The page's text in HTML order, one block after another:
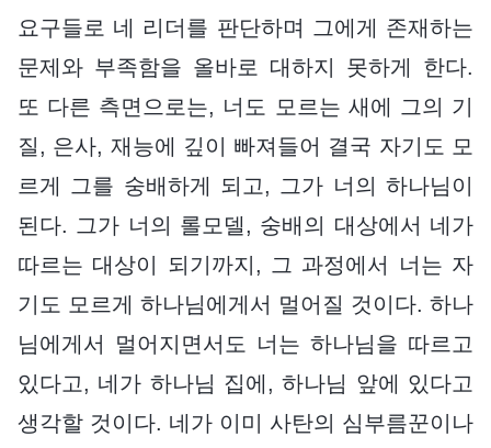
요구들로 네 리더를 판단하며 그에게 존재하는
문제와 부족함을 올바로 대하지 못하게 한다.
또 다른 측면으로는, 너도 모르는 새에 그의 기
질, 은사, 재능에 깊이 빠져들어 결국 자기도 모
르게 그를 숭배하게 되고, 그가 너의 하나님이
된다. 그가 너의 롤모델, 숭배의 대상에서 네가
따르는 대상이 되기까지, 그 과정에서 너는 자
기도 모르게 하나님에게서 멀어질 것이다. 하나
님에게서 멀어지면서도 너는 하나님을 따르고
있다고, 네가 하나님 집에, 하나님 앞에 있다고
생각할 것이다. 네가 이미 사탄의 심부름꾼이나